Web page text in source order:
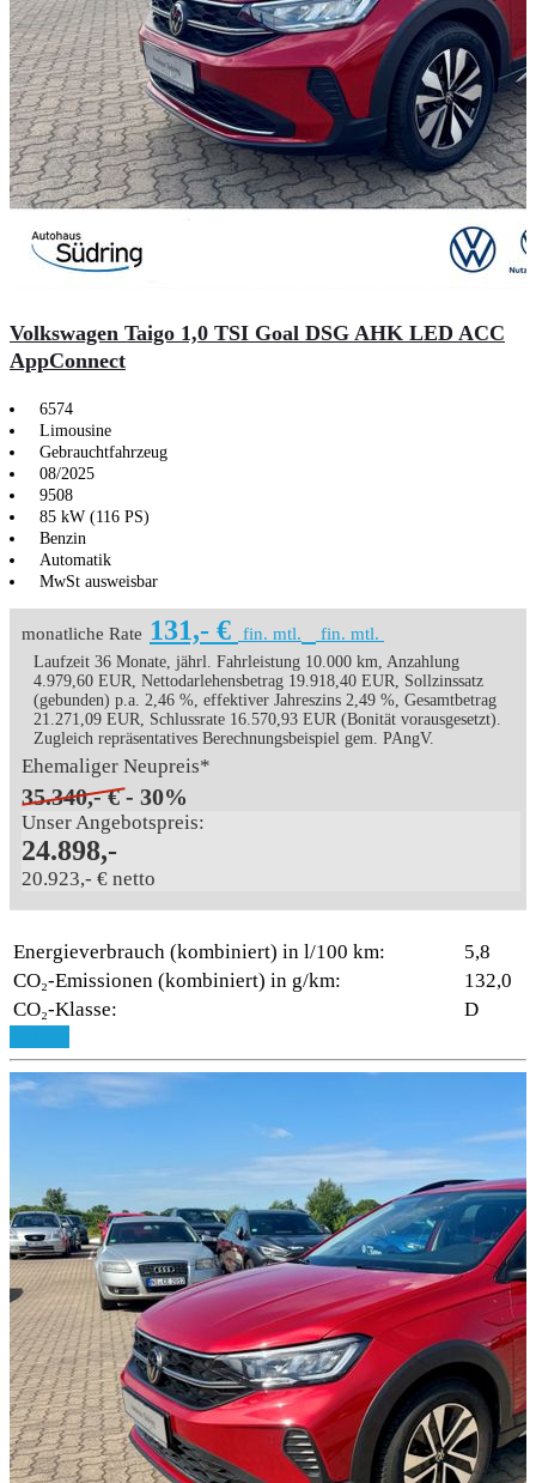
Volkswagen Taigo 1,0 TSI Goal DSG AHK LED ACC
AppConnect
6574
Limousine
Gebrauchtfahrzeug
08/2025
9508
85 kW (116 PS)
Benzin
Automatik
MwSt ausweisbar
monatliche Rate 131,- € fin. mtl. fin. mtl.
Laufzeit 36 Monate, jährl. Fahrleistung 10.000 km, Anzahlung
4.979,60 EUR, Nettodarlehensbetrag 19.918,40 EUR, Sollzinssatz
(gebunden) p.a. 2,46 %, effektiver Jahreszins 2,49 %, Gesamtbetrag
21.271,09 EUR, Schlussrate 16.570,93 EUR (Bonität vorausgesetzt).
Zugleich repräsentatives Berechnungsbeispiel gem. PAngV.
Ehemaliger Neupreis*
35.340,- € - 30%
Unser Angebotspreis:
24.898,-
20.923,- € netto
Energieverbrauch (kombiniert) in l/100 km:
5,8
CO₂-Emissionen (kombiniert) in g/km:
132,0
CO₂-Klasse:
D